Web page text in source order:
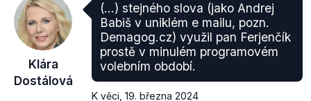
Klára
Dostálová
(...) stejného slova (jako Andrej
Babiš v uniklém e mailu, pozn.
Demagog.cz) využil pan Ferjenčík
prostě v minulém programovém
volebním období.
K věci 19. března 2024